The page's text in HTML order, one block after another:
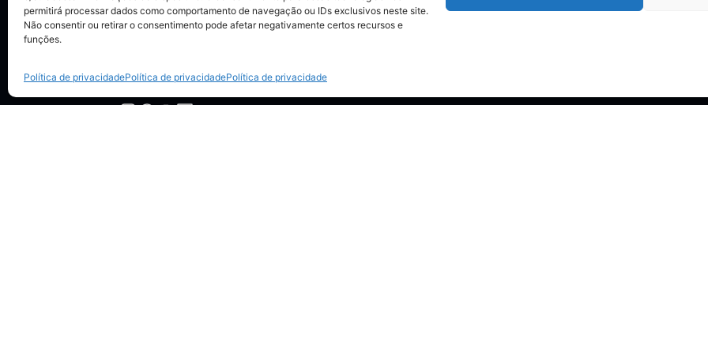
permitirá processar dados como comportamento de navegação ou IDs exclusivos neste site.
Não consentir ou retirar o consentimento pode afetar negativamente certos recursos e
funções.
Política de privacidadePolítica de privacidadePolítica de privacidade